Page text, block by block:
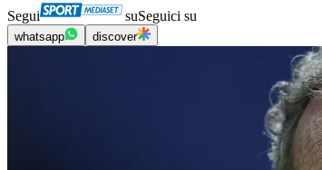
Segui suSeguici su
whatsapp discover